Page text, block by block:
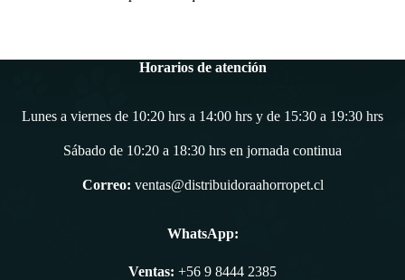
Horarios de atención
Lunes a viernes de 10:20 hrs a 14:00 hrs y de 15:30 a 19:30 hrs
Sábado de 10:20 a 18:30 hrs en jornada continua
Correo: ventas@distribuidoraahorropet.cl
WhatsApp:
Ventas: +56 9 8444 2385